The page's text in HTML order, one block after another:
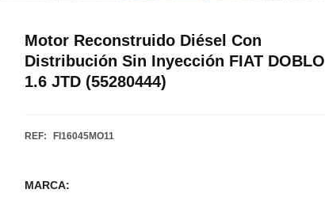
Motor Reconstruido Diésel Con
Distribución Sin Inyección FIAT DOBLO
1.6 JTD (55280444)
REF: FI16045MO11
MARCA: